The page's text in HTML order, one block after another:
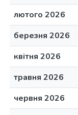
лютого 2026
березня 2026
квітня 2026
травня 2026
червня 2026